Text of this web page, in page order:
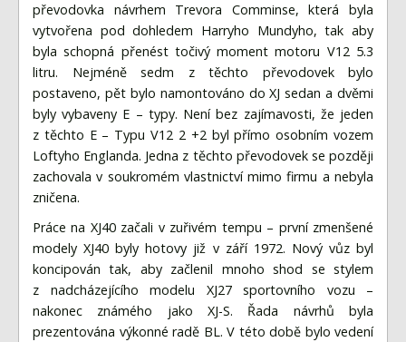
převodovka návrhem Trevora Comminse, která byla
vytvořena pod dohledem Harryho Mundyho, tak aby
byla schopná přenést točivý moment motoru V12 5.3
litru. Nejméně sedm z těchto převodovek bylo
postaveno, pět bylo namontováno do XJ sedan a dvěmi
byly vybaveny E – typy. Není bez zajímavosti, že jeden
z těchto E – Typu V12 2 +2 byl přímo osobním vozem
Loftyho Englanda. Jedna z těchto převodovek se později
zachovala v soukromém vlastnictví mimo firmu a nebyla
zničena.
Práce na XJ40 začali v zuřivém tempu – první zmenšené
modely XJ40 byly hotovy již v září 1972. Nový vůz byl
koncipován tak, aby začlenil mnoho shod se stylem
z nadcházejícího modelu XJ27 sportovního vozu –
nakonec známého jako XJ-S. Řada návrhů byla
prezentována výkonné radě BL. V této době bylo vedení